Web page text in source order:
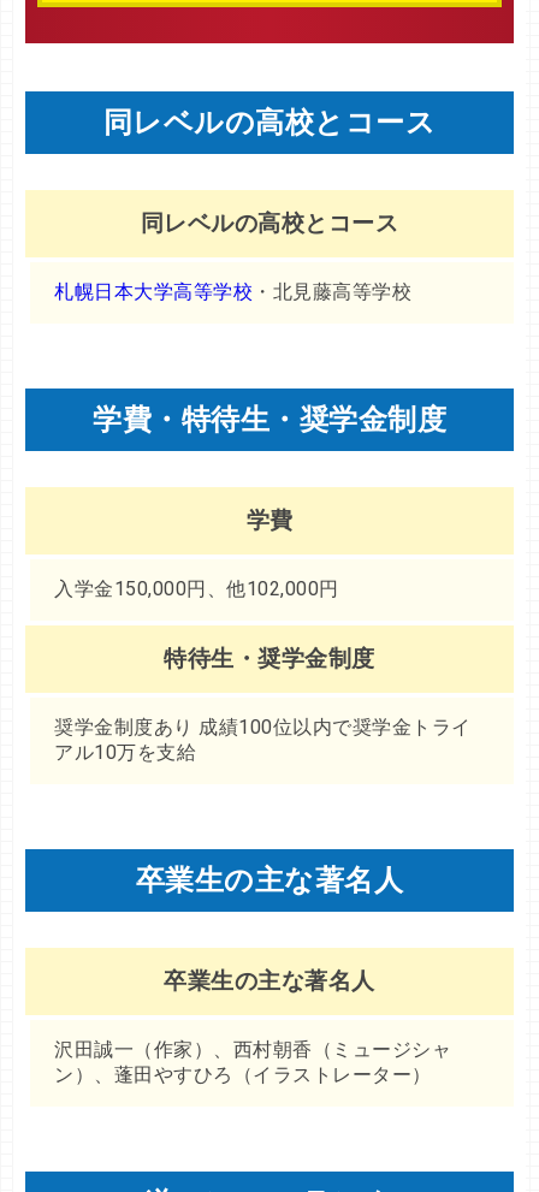
同レベルの高校とコース
同レベルの高校とコース
札幌日本大学高等学校 ・北見藤高等学校
学費・特待生・奨学金制度
学費
入学金150,000円、他102,000円
特待生・奨学金制度
奨学金制度あり 成績100位以内で奨学金トライ
アル10万を支給
卒業生の主な著名人
卒業生の主な著名人
沢田誠一（作家）、西村朝香（ミュージシャ
ン）、蓬田やすひろ（イラストレーター）